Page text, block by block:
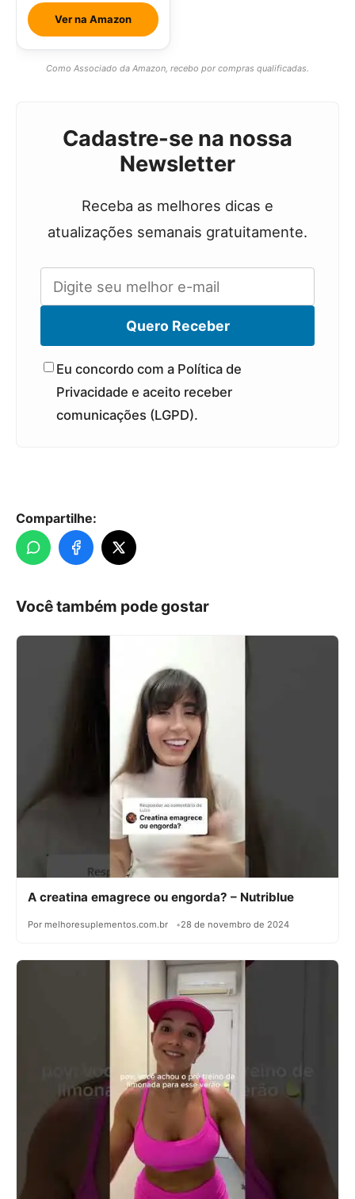
Ver na Amazon
Como Associado da Amazon, recebo por compras qualificadas.
Cadastre-se na nossa
Newsletter
Receba as melhores dicas e
atualizações semanais gratuitamente.
Quero Receber
Eu concordo com a Política de
Privacidade e aceito receber
comunicações (LGPD).
Compartilhe:
Você também pode gostar
A creatina emagrece ou engorda? – Nutriblue
Por melhoresuplementos.com.br 28 de novembro de 2024